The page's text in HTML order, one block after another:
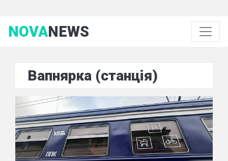
NOVANEWS
Вапнярка (станція)